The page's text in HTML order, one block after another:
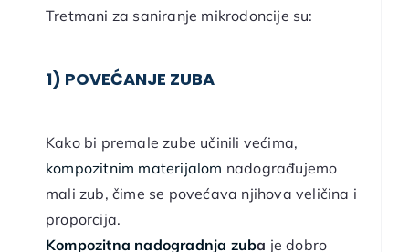
Tretmani za saniranje mikrodoncije su:
1) POVEĆANJE ZUBA
Kako bi premale zube učinili većima,
kompozitnim materijalom nadograđujemo
mali zub, čime se povećava njihova veličina i
proporcija.
Kompozitna nadogradnja zuba je dobro